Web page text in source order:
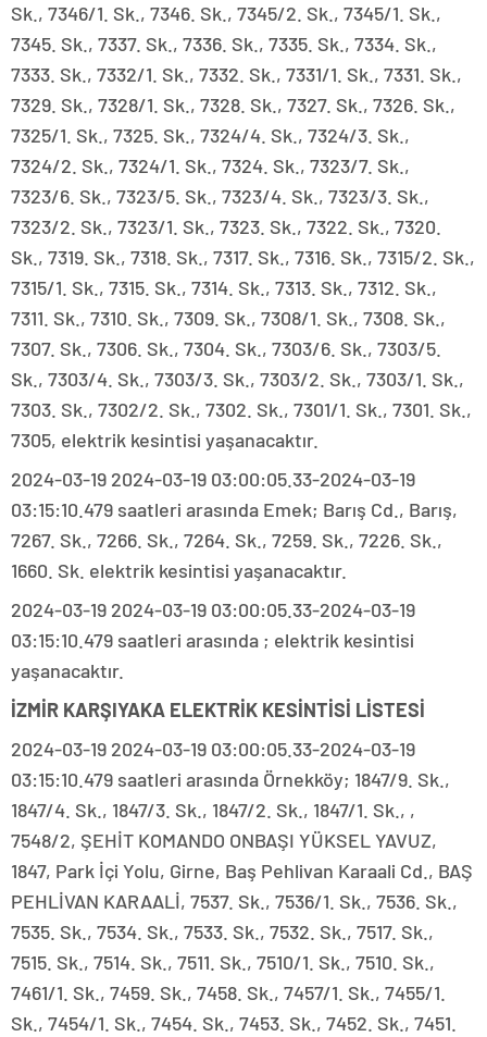
Sk., 7346/1. Sk., 7346. Sk., 7345/2. Sk., 7345/1. Sk.,
7345. Sk., 7337. Sk., 7336. Sk., 7335. Sk., 7334. Sk.,
7333. Sk., 7332/1. Sk., 7332. Sk., 7331/1. Sk., 7331. Sk.,
7329. Sk., 7328/1. Sk., 7328. Sk., 7327. Sk., 7326. Sk.,
7325/1. Sk., 7325. Sk., 7324/4. Sk., 7324/3. Sk.,
7324/2. Sk., 7324/1. Sk., 7324. Sk., 7323/7. Sk.,
7323/6. Sk., 7323/5. Sk., 7323/4. Sk., 7323/3. Sk.,
7323/2. Sk., 7323/1. Sk., 7323. Sk., 7322. Sk., 7320.
Sk., 7319. Sk., 7318. Sk., 7317. Sk., 7316. Sk., 7315/2. Sk.,
7315/1. Sk., 7315. Sk., 7314. Sk., 7313. Sk., 7312. Sk.,
7311. Sk., 7310. Sk., 7309. Sk., 7308/1. Sk., 7308. Sk.,
7307. Sk., 7306. Sk., 7304. Sk., 7303/6. Sk., 7303/5.
Sk., 7303/4. Sk., 7303/3. Sk., 7303/2. Sk., 7303/1. Sk.,
7303. Sk., 7302/2. Sk., 7302. Sk., 7301/1. Sk., 7301. Sk.,
7305, elektrik kesintisi yaşanacaktır.
2024-03-19 2024-03-19 03:00:05.33-2024-03-19
03:15:10.479 saatleri arasında Emek; Barış Cd., Barış,
7267. Sk., 7266. Sk., 7264. Sk., 7259. Sk., 7226. Sk.,
1660. Sk. elektrik kesintisi yaşanacaktır.
2024-03-19 2024-03-19 03:00:05.33-2024-03-19
03:15:10.479 saatleri arasında ; elektrik kesintisi
yaşanacaktır.
İZMİR KARŞIYAKA ELEKTRİK KESİNTİSİ LİSTESİ
2024-03-19 2024-03-19 03:00:05.33-2024-03-19
03:15:10.479 saatleri arasında Örnekköy; 1847/9. Sk.,
1847/4. Sk., 1847/3. Sk., 1847/2. Sk., 1847/1. Sk., ,
7548/2, ŞEHİT KOMANDO ONBAŞI YÜKSEL YAVUZ,
1847, Park İçi Yolu, Girne, Baş Pehlivan Karaali Cd., BAŞ
PEHLİVAN KARAALİ, 7537. Sk., 7536/1. Sk., 7536. Sk.,
7535. Sk., 7534. Sk., 7533. Sk., 7532. Sk., 7517. Sk.,
7515. Sk., 7514. Sk., 7511. Sk., 7510/1. Sk., 7510. Sk.,
7461/1. Sk., 7459. Sk., 7458. Sk., 7457/1. Sk., 7455/1.
Sk., 7454/1. Sk., 7454. Sk., 7453. Sk., 7452. Sk., 7451.